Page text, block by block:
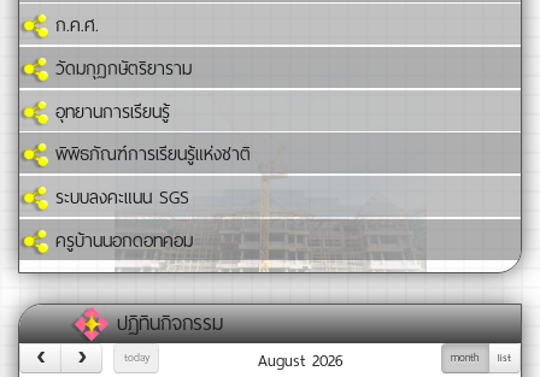
ก.ค.ศ.
วัดมกุฏกษัตริยาราม
อุทยานการเรียนรู้
พิพิธภัณฑ์การเรียนรู้แห่งชาติ
ระบบลงคะแนน SGS
ครูบ้านนอกดอทคอม
ปฏิทินกิจกรรม
today month list
August 2026